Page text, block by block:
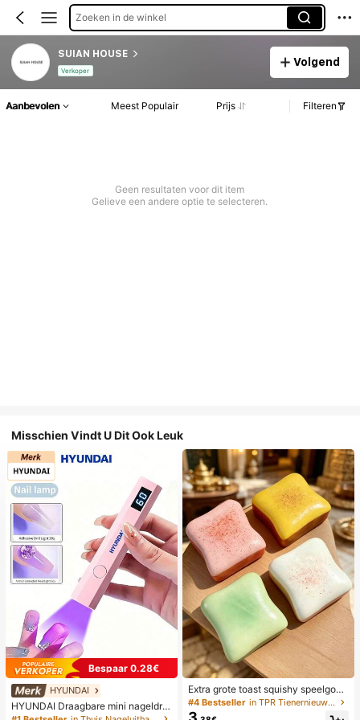
Zoeken in de winkel
SUIAN HOUSE
Verkoper
Volgend
Aanbevolen Meest Populair Prijs Filteren
Geen resultaten voor dit item
Gelieve een andere optie te selecteren.
Misschien Vindt U Dit Ook Leuk
Bespaar 0.28€
HYUNDAI
HYUNDAI Draagbare mini nageldro
ger, oplaadbare handlamp UV/LED
Extra grote toast squishy speelgoe
d, superzachte boter toast stressve
rlichtend knijpspeelgoed, verkrijgba
#4 Bestseller in TPR Tienernieuwigheid en grappenspeelgoed